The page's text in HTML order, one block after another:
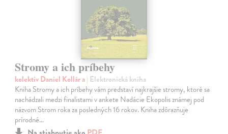
Stromy a ich príbehy
kolektív Daniel Kollár a| Elektronická kniha
Kniha Stromy a ich príbehy vám predstaví najkrajšie stromy, ktoré sa
nachádzali medzi finalistami v ankete Nadácie Ekopolis známej pod
názvom Strom roka za posledných 16 rokov. Kniha zdôrazňuje
prírodné…